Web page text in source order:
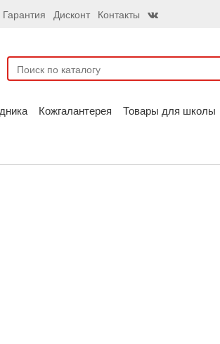
Гарантия Дисконт Контакты
Кожгалантерея Товары для школы